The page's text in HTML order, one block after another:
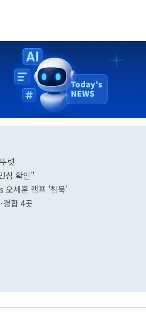
렷
심 확인"
오세훈 캠프 '침묵'
합 4곳